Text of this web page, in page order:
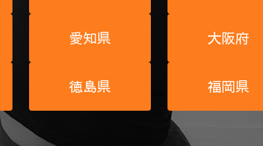
愛知県 大阪府
徳島県 福岡県